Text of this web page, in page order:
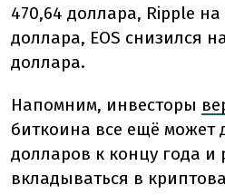
470,64 доллара, Ripple на
доллара, EOS снизился
доллара.
Напомним, инвесторы
биткоина все ещё может
долларов к концу года и
вкладываться в